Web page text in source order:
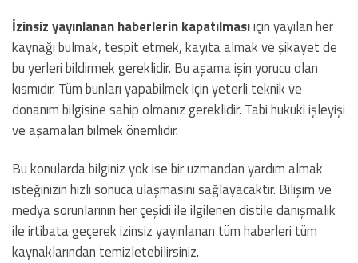
İzinsiz yayınlanan haberlerin kapatılmasıiçin yayılan her
kaynağı bulmak, tespit etmek, kayıta almak ve şikayet de
bu yerleri bildirmek gereklidir. Bu aşama işin yorucu olan
kısmıdır. Tüm bunları yapabilmek için yeterli teknik ve
donanım bilgisine sahip olmanız gereklidir. Tabi hukuki işleyişi
ve aşamaları bilmek önemlidir.
Bu konularda bilginiz yok ise bir uzmandan yardım almak
isteğinizin hızlı sonuca ulaşmasını sağlayacaktır. Bilişim ve
medya sorunlarının her çeşidi ile ilgilenen distile danışmalık
ile irtibata geçerek izinsiz yayınlanan tüm haberleri tüm
kaynaklarından temizletebilirsiniz.